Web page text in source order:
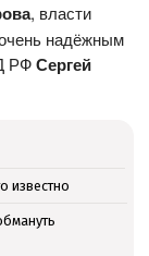
, власти
надёжным
РФСергей
известно